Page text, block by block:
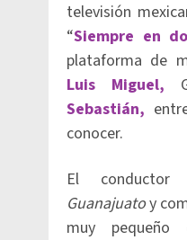
televisión
“Siempre en
plataforma de
Luis Miguel,
Sebastián,
conocer.
El
Guanajuatoy
muy